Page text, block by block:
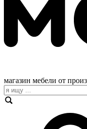
магазин мебели от